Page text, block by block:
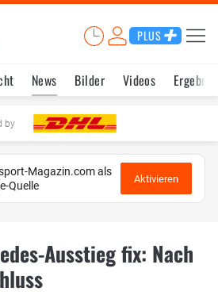
PLUS
News Bilder Videos
by
Magazin.com als
Quelle
Aktivieren
Ausstieg fix: Nach